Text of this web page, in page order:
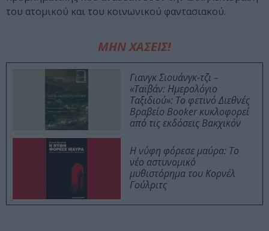
του ατομικού και του κοινωνικού φαντασιακού.
ΜΗΝ ΧΑΣΕΙΣ!
Γιανγκ Σιουάνγκ-τζι –
«Ταϊβάν: Ημερολόγιο
Ταξιδιού»: Το φετινό Διεθνές
Βραβείο Booker κυκλοφορεί
από τις εκδόσεις Βακχικόν
Η νύφη φόρεσε μαύρα: Το
νέο αστυνομικό
μυθιστόρημα του Κορνέλ
Γούλριτς